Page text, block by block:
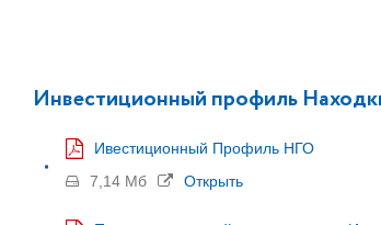
Инвестиционный профиль
Ивестиционный Профиль НГО
7,14 Мб
Открыть